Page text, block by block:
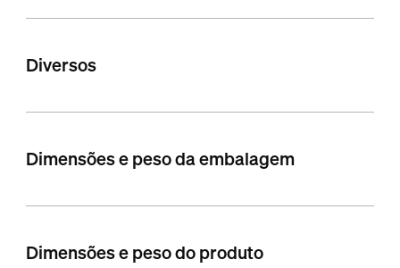
Diversos
Dimensões e peso da embalagem
Dimensões e peso do produto